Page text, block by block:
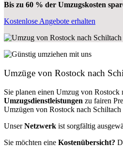
Bis zu 60 % der Umzugskosten
Kostenlose Angebote erhalten
Umzüge von Rostock nach
Sie planen einen Umzug von
Umzugsdienstleistungen zu fairen
Umzügen von Rostock nach
UnserNetzwerk ist sorgfältig
Sie möchten eine Kostenübersicht?